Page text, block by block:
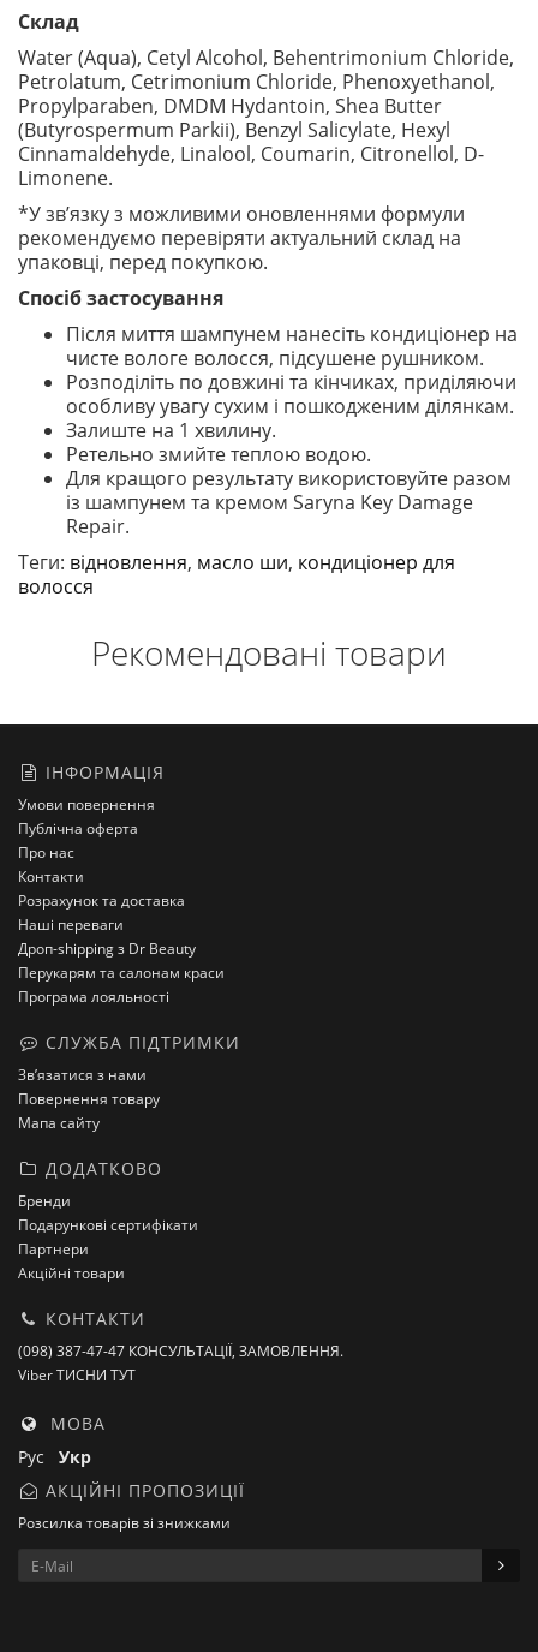
Склад
Water (Aqua), Cetyl Alcohol, Behentrimonium Chloride,
Petrolatum, Cetrimonium Chloride, Phenoxyethanol,
Propylparaben, DMDM Hydantoin, Shea Butter
(Butyrospermum Parkii), Benzyl Salicylate, Hexyl
Cinnamaldehyde, Linalool, Coumarin, Citronellol, D-
Limonene.
*У зв’язку з можливими оновленнями формули
рекомендуємо перевіряти актуальний склад на
упаковці, перед покупкою.
Спосіб застосування
Після миття шампунем нанесіть кондиціонер на
чисте вологе волосся, підсушене рушником.
Розподіліть по довжині та кінчиках, приділяючи
особливу увагу сухим і пошкодженим ділянкам.
Залиште на 1 хвилину.
Ретельно змийте теплою водою.
Для кращого результату використовуйте разом
із шампунем та кремом Saryna Key Damage
Repair.
Теги: відновлення, масло ши, кондиціонер для
волосся
Рекомендовані товари
ІНФОРМАЦІЯ
Умови повернення
Публічна оферта
Про нас
Контакти
Розрахунок та доставка
Наші переваги
Дроп-shipping з Dr Beauty
Перукарям та салонам краси
Програма лояльності
СЛУЖБА ПІДТРИМКИ
Зв’язатися з нами
Повернення товару
Мапа сайту
ДОДАТКОВО
Бренди
Подарункові сертифікати
Партнери
Акційні товари
КОНТАКТИ
(098) 387-47-47 КОНСУЛЬТАЦІЇ, ЗАМОВЛЕННЯ.
Viber ТИСНИ ТУТ
МОВА
Рус Укр
АКЦІЙНІ ПРОПОЗИЦІЇ
Розсилка товарів зі знижками